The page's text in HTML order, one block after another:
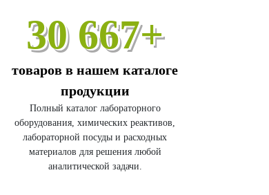
30 667+
товаров в нашем каталоге
продукции
Полный каталог лабораторного
оборудования, химических реактивов,
лабораторной посуды и расходных
материалов для решения любой
аналитической задачи.